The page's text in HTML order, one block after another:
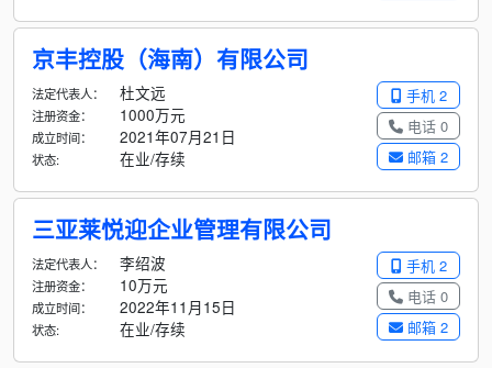
京丰控股（海南）有限公司
手机 2
电话 0
邮箱 2
法定代表人： 杜文远
注册资金： 1000万元
成立时间： 2021年07月21日
状态: 在业/存续
三亚莱悦迎企业管理有限公司
手机 2
电话 0
邮箱 2
法定代表人： 李绍波
注册资金： 10万元
成立时间： 2022年11月15日
状态: 在业/存续